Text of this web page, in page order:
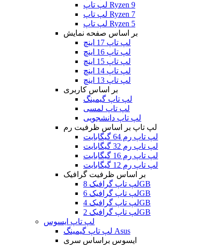
لپ تاپ Ryzen 9
لپ تاپ Ryzen 7
لپ تاپ Ryzen 5
بر اساس صفحه نمایش
لپ تاپ 17 اینچ
لپ تاپ 16 اینچ
لپ تاپ 15 اینچ
لپ تاپ 14 اینچ
لپ تاپ 13 اینچ
بر اساس کاربری
لپ تاپ گیمینگ
لپ تاپ لمسی
لپ تاپ دانشجویی
لپ تاپ بر اساس ظرفیت رم
لپ تاپ رم 64 گیگابایت
لپ تاپ رم 32 گیگابایت
لپ تاپ رم 16 گیگابایت
لپ تاپ رم 12 گیگابایت
بر اساس ظرفیت گرافیک
لپ تاپ گرافیک 8GB
لپ تاپ گرافیک 6GB
لپ تاپ گرافیک 4GB
لپ تاپ گرافیک 2GB
لپ تاپ ایسوس
لپ تاپ گیمینگ Asus
ایسوس براساس سری